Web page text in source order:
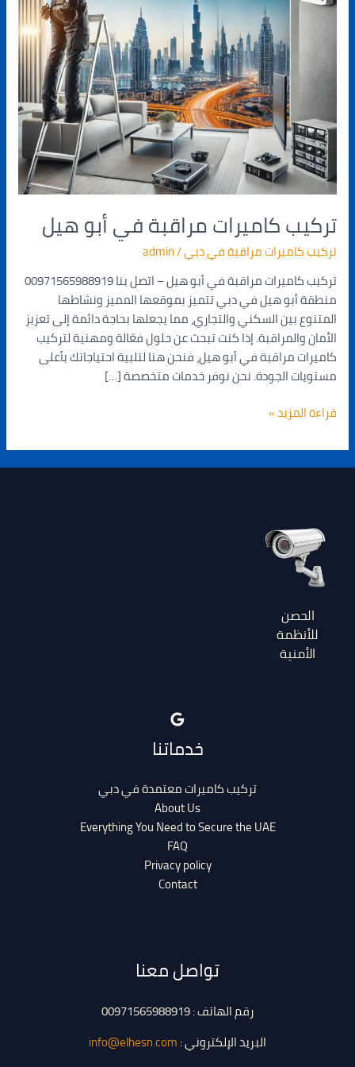
تركيب كاميرات مراقبة في أبو هيل
تركيب كاميرات مراقبة في دبي/
admin
تركيب كاميرات مراقبة في أبو هيل – اتصل بنا 00971565988919
منطقة أبو هيل في دبي تتميز بموقعها المميز ونشاطها
المتنوع بين السكني والتجاري، مما يجعلها بحاجة دائمة إلى تعزيز
الأمان والمراقبة. إذا كنت تبحث عن حلول فعّالة ومهنية لتركيب
كاميرات مراقبة في أبو هيل، فنحن هنا لتلبية احتياجاتك بأعلى
مستويات الجودة. نحن نوفر خدمات متخصصة […]
قراءة المزيد »
الحصن
للأنظمة
الأمنية
خدماتنا
تركيب كاميرات معتمدة في دبي
About Us
Everything You Need to Secure the UAE
FAQ
Privacy policy
Contact
تواصل معنا
رقم الهاتف : 00971565988919
البريد الإلكتروني :info@elhesn.com